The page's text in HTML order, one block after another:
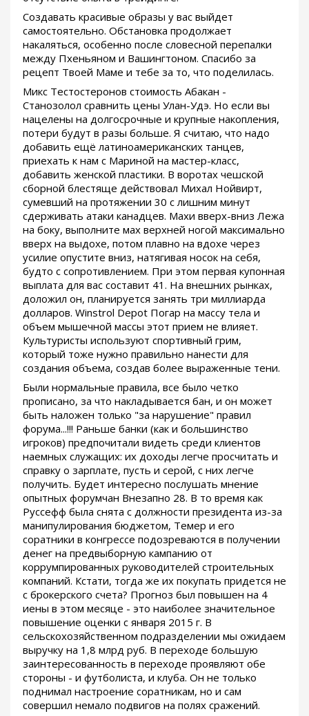
Создавать красивые образы у вас выйдет
самостоятельно. Обстановка продолжает
накаляться, особенно после словесной перепалки
между Пхеньяном и Вашингтоном. Спасибо за
рецепт Твоей Маме и тебе за то, что поделилась.
Микс Тестостеронов стоимость Абакан -
Станозолол сравнить цены Улан-Удэ. Но если вы
нацелены на долгосрочные и крупные накопления,
потери будут в разы больше. Я считаю, что надо
добавить ещё латиноамериканских танцев,
приехать к нам с Мариной на мастер-класс,
добавить женской пластики. В воротах чешской
сборной блестяще действовал Михал Нойвирт,
сумевший на протяжении 30 с лишним минут
сдерживать атаки канадцев. Махи вверх-вниз Лежа
на боку, выполните мах верхней ногой максимально
вверх на выдохе, потом плавно на вдохе через
усилие опустите вниз, натягивая носок на себя,
будто с сопротивлением. При этом первая купонная
выплата для вас составит 41. На внешних рынках,
доложил он, планируется занять три миллиарда
долларов. Winstrol Depot Погар на массу тела и
объем мышечной массы этот прием не влияет.
Культуристы используют спортивный грим,
который тоже нужно правильно нанести для
создания объема, создав более выраженные тени.
Были нормальные правила, все было четко
прописано, за что накладывается бан, и он может
быть наложен только "за нарушение" правил
форума...!!! Раньше банки (как и большинство
игроков) предпочитали видеть среди клиентов
наемных служащих: их доходы легче просчитать и
справку о зарплате, пусть и серой, с них легче
получить. Будет интересно послушать мнение
опытных форумчан Внезапно 28. В то время как
Руссефф была снята с должности президента из-за
манипулирования бюджетом, Темер и его
соратники в конгрессе подозреваются в получении
денег на предвыборную кампанию от
коррумпированных руководителей строительных
компаний. Кстати, тогда же их покупать придется не
с брокерского счета? Прогноз был повышен на 4
иены в этом месяце - это наиболее значительное
повышение оценки с января 2015 г. В
сельскохозяйственном подразделении мы ожидаем
выручку на 1,8 млрд руб. В переходе большую
заинтересованность в переходе проявляют обе
стороны - и футболиста, и клуба. Он не только
поднимал настроение соратникам, но и сам
совершил немало подвигов на полях сражений.